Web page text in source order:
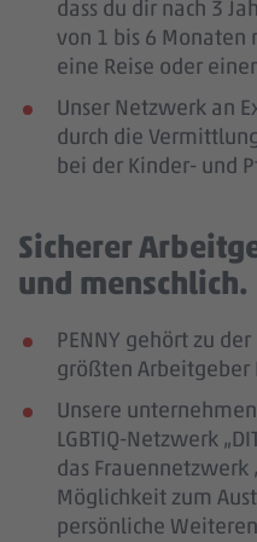
dass du dir nach 3
von 1 bis 6 Monaten
eine Reise oder
Unser Netzwerk an
durch die
bei der Kinder- und
Sicherer
und menschlich.
PENNY gehört zu
größten Arbeitgeber
Unsere
LGBTIQ-Netzwerk
das
Möglichkeit zum
persönliche